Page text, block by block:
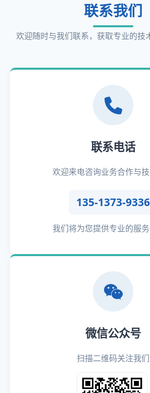
联系我们
欢迎随时与我们联系，获取专业的技
联系电话
欢迎来电咨询业务合作与
135-1373-9336
我们将为您提供专业的服
微信公众号
扫描二维码关注我们